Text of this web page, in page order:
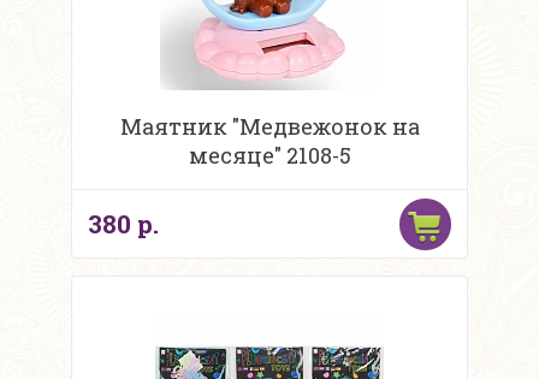
Маятник "Медвежонок на
месяце" 2108-5
380 р.